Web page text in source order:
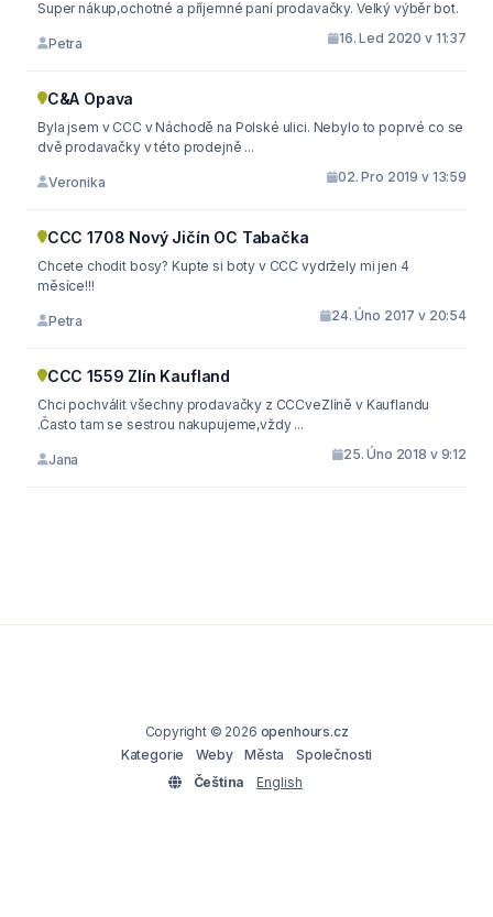
Super nákup,ochotné a příjemné paní prodavačky. Velký výběr bot.
Petra 16. Led 2020 v 11:37
C&A Opava
Byla jsem v CCC v Náchodě na Polské ulici. Nebylo to poprvé co se
dvě prodavačky v této prodejně ...
Veronika 02. Pro 2019 v 13:59
CCC 1708 Nový Jičín OC Tabačka
Chcete chodit bosy? Kupte si boty v CCC vydržely mi jen 4
měsíce!!!
Petra 24. Úno 2017 v 20:54
CCC 1559 Zlín Kaufland
Chci pochválit všechny prodavačky z CCCveZlíně v Kauflandu
.Často tam se sestrou nakupujeme,vždy ...
Jana 25. Úno 2018 v 9:12
Copyright © 2026 openhours.cz
Kategorie
Weby Města
Společnosti
Čeština
English